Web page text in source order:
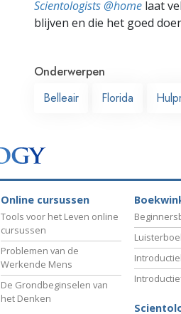
Scientologists @home laat
blijven en die het goed
Onderwerpen
Belleair
Florida
Online cursussen
Tools voor het Leven online
cursussen
Problemen van de
Werkende Mens
De Grondbeginselen van
het Denken